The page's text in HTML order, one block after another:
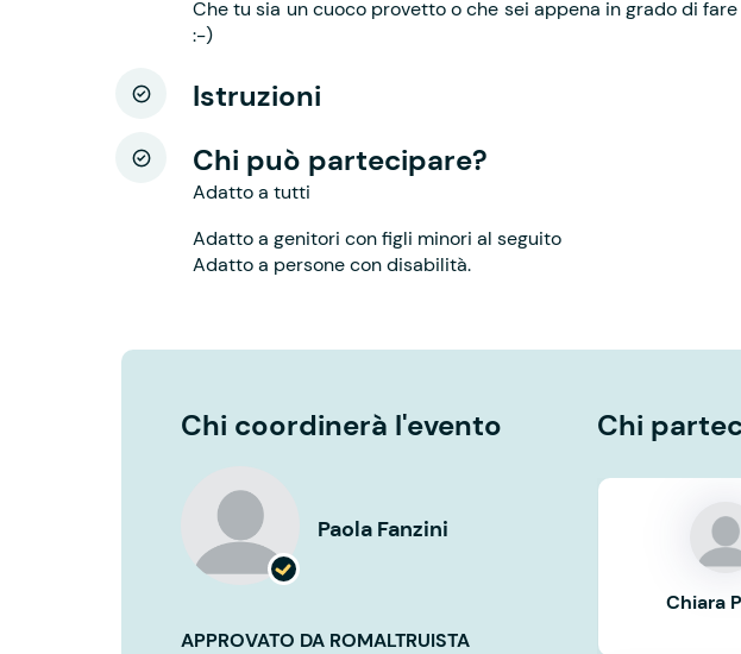
Che tu sia un cuoco provetto o che sei appena in grado di
:-)
Istruzioni
Chi può partecipare?
Adatto a tutti
Adatto a genitori con figli minori al seguito
Adatto a persone con disabilità.
Chi coordinerà l'evento
Paola Fanzini
APPROVATO DA ROMALTRUISTA
Chi
Chiara